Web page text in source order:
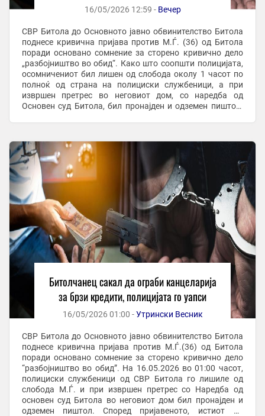
16/05/2026 12:59 - Вечер
СВР Битола до Основното јавно обвинителство Битола
поднесе кривична пријава против М.Ѓ. (36) од Битола
поради основано сомнение за сторено кривично дело
„разбојништво во обид“. Како што соопшти полицијата,
осомничениот бил лишен од слобода околу 1 часот по
полноќ од страна на полициски службеници, а при
извршен претрес во неговиот дом, со наредба од
Основен суд Битола, бил пронајден и одземен пиштол.
Битолчанец сакал да ограби канцеларија
за брзи кредити, полицијата го уапси
16/05/2026 01:00 -Утрински Весник
СВР Битола до Основното јавно обвинителство Битола
поднесе кривична пријава против М.Ѓ.(36) од Битола
поради основано сомнение за сторено кривично дело
“разбојништво во обид”. На 16.05.2026 во 01:00 часот,
полициски службеници од СВР Битола го лишиле од
слобода М.Ѓ. и при извршен претрес со Наредба од
основен суд Битола во неговиот дом бил пронајден и
одземен пиштол. Според пријавеното, истиот на